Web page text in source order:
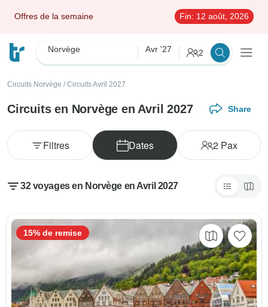
Offres de la semaine Fin: 12 août, 2026
Norvège Avr '27 2
Circuits Norvège / Circuits Avril 2027
Circuits en Norvège en Avril 2027 Share
Dates 2Pax
Filtres
32 voyages en Norvège en Avril 2027
15% de remise